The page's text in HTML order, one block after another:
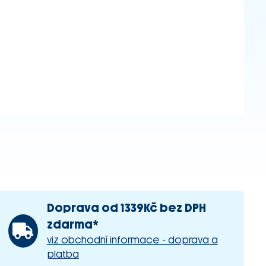
Doprava od 1339Kč bez DPH
zdarma*
viz obchodní informace - doprava a
platba